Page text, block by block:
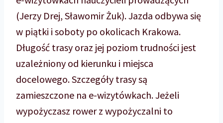
(Jerzy Drej, Sławomir Żuk). Jazda odbywa się
w piątki i soboty po okolicach Krakowa.
Długość trasy oraz jej poziom trudności jest
uzależniony od kierunku i miejsca
docelowego. Szczegóły trasy są
zamieszczone na e-wizytówkach. Jeżeli
wypożyczasz rower z wypożyczalni to